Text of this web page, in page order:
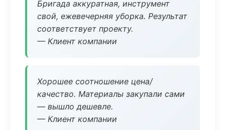
Бригада аккуратная, инструмент
свой, ежевечерняя уборка. Результат
соответствует проекту.
— Клиент компании
Хорошее соотношение цена/
качество. Материалы закупали сами
— вышло дешевле.
— Клиент компании